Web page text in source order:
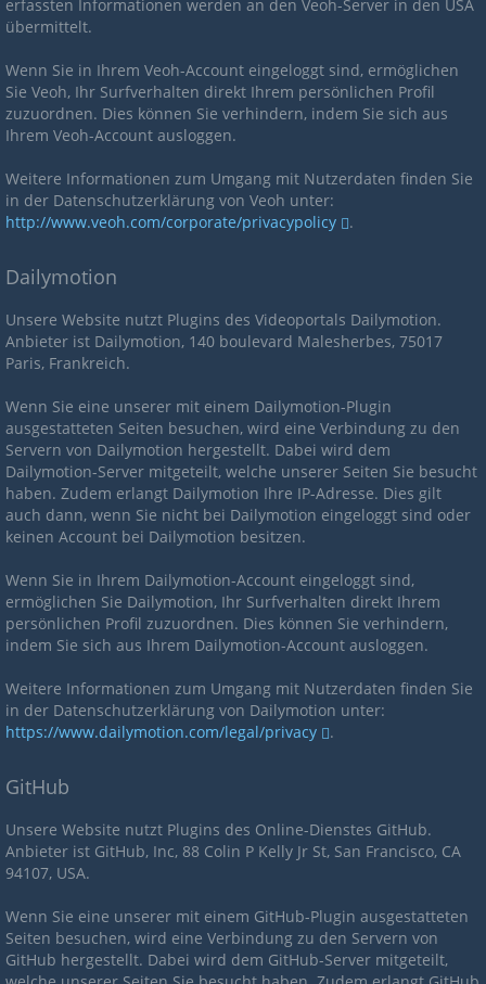
erfassten Informationen werden an den Veoh-Server in den USA
übermittelt.
Wenn Sie in Ihrem Veoh-Account eingeloggt sind, ermöglichen
Sie Veoh, Ihr Surfverhalten direkt Ihrem persönlichen Profil
zuzuordnen. Dies können Sie verhindern, indem Sie sich aus
Ihrem Veoh-Account ausloggen.
Weitere Informationen zum Umgang mit Nutzerdaten finden Sie
in der Datenschutzerklärung von Veoh unter:
http://www.veoh.com/corporate/privacypolicy
.
Dailymotion
Unsere Website nutzt Plugins des Videoportals Dailymotion.
Anbieter ist Dailymotion, 140 boulevard Malesherbes, 75017
Paris, Frankreich.
Wenn Sie eine unserer mit einem Dailymotion-Plugin
ausgestatteten Seiten besuchen, wird eine Verbindung zu den
Servern von Dailymotion hergestellt. Dabei wird dem
Dailymotion-Server mitgeteilt, welche unserer Seiten Sie besucht
haben. Zudem erlangt Dailymotion Ihre IP-Adresse. Dies gilt
auch dann, wenn Sie nicht bei Dailymotion eingeloggt sind oder
keinen Account bei Dailymotion besitzen.
Wenn Sie in Ihrem Dailymotion-Account eingeloggt sind,
ermöglichen Sie Dailymotion, Ihr Surfverhalten direkt Ihrem
persönlichen Profil zuzuordnen. Dies können Sie verhindern,
indem Sie sich aus Ihrem Dailymotion-Account ausloggen.
Weitere Informationen zum Umgang mit Nutzerdaten finden Sie
in der Datenschutzerklärung von Dailymotion unter:
https://www.dailymotion.com/legal/privacy
.
GitHub
Unsere Website nutzt Plugins des Online-Dienstes GitHub.
Anbieter ist GitHub, Inc, 88 Colin P Kelly Jr St, San Francisco, CA
94107, USA.
Wenn Sie eine unserer mit einem GitHub-Plugin ausgestatteten
Seiten besuchen, wird eine Verbindung zu den Servern von
GitHub hergestellt. Dabei wird dem GitHub-Server mitgeteilt,